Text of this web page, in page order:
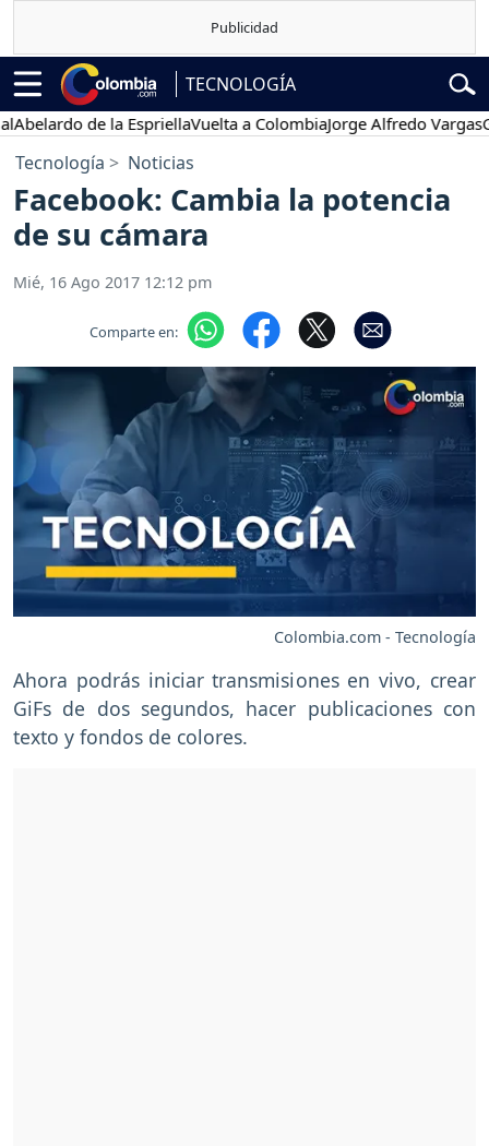
TECNOLOGÍA
de la EspriellaVuelta a ColombiaJorge Alfredo Vargas
Tecnología Noticias
Facebook: Cambia la potencia
de su cámara
Mié, 16 Ago 2017 12:12 pm
Comparte en:
Colombia.com - Tecnología
Ahora podrás iniciar transmisiones en vivo, crear
GiFs de dos segundos, hacer publicaciones con
texto y fondos de colores.